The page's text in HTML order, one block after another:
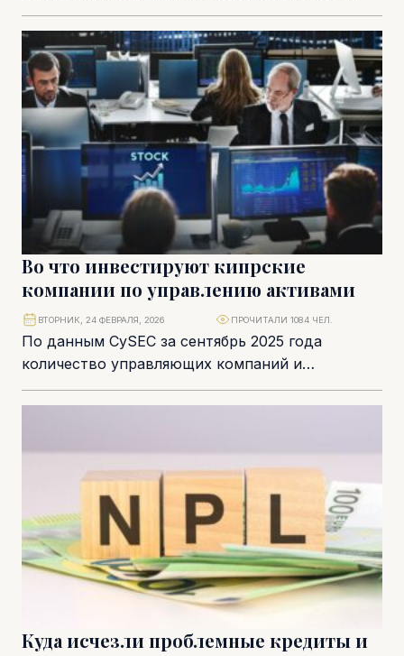
обеспокоенность по поводу потенциального
ухудшения торгового баланса. Также
отслеживаются показатели инфляции,...
Во что инвестируют кипрские
компании по управлению активами
По данным CySEC за сентябрь 2025 года
количество управляющих компаний и
предприятий коллективных инвестиций
увеличилось на 7,5%. Общий объем их...
ВТОРНИК, 24 ФЕВРАЛЯ, 2026 ПРОЧИТАЛИ 1084 ЧЕЛ.
Куда исчезли проблемные кредиты и